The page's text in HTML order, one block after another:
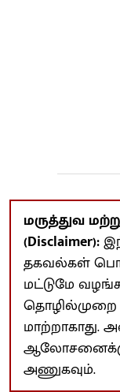
மருத்துவ
(Disclaimer):
தகவல்கள்
மட்டுமே
மாற்றாகாது.
அணுகவும்.